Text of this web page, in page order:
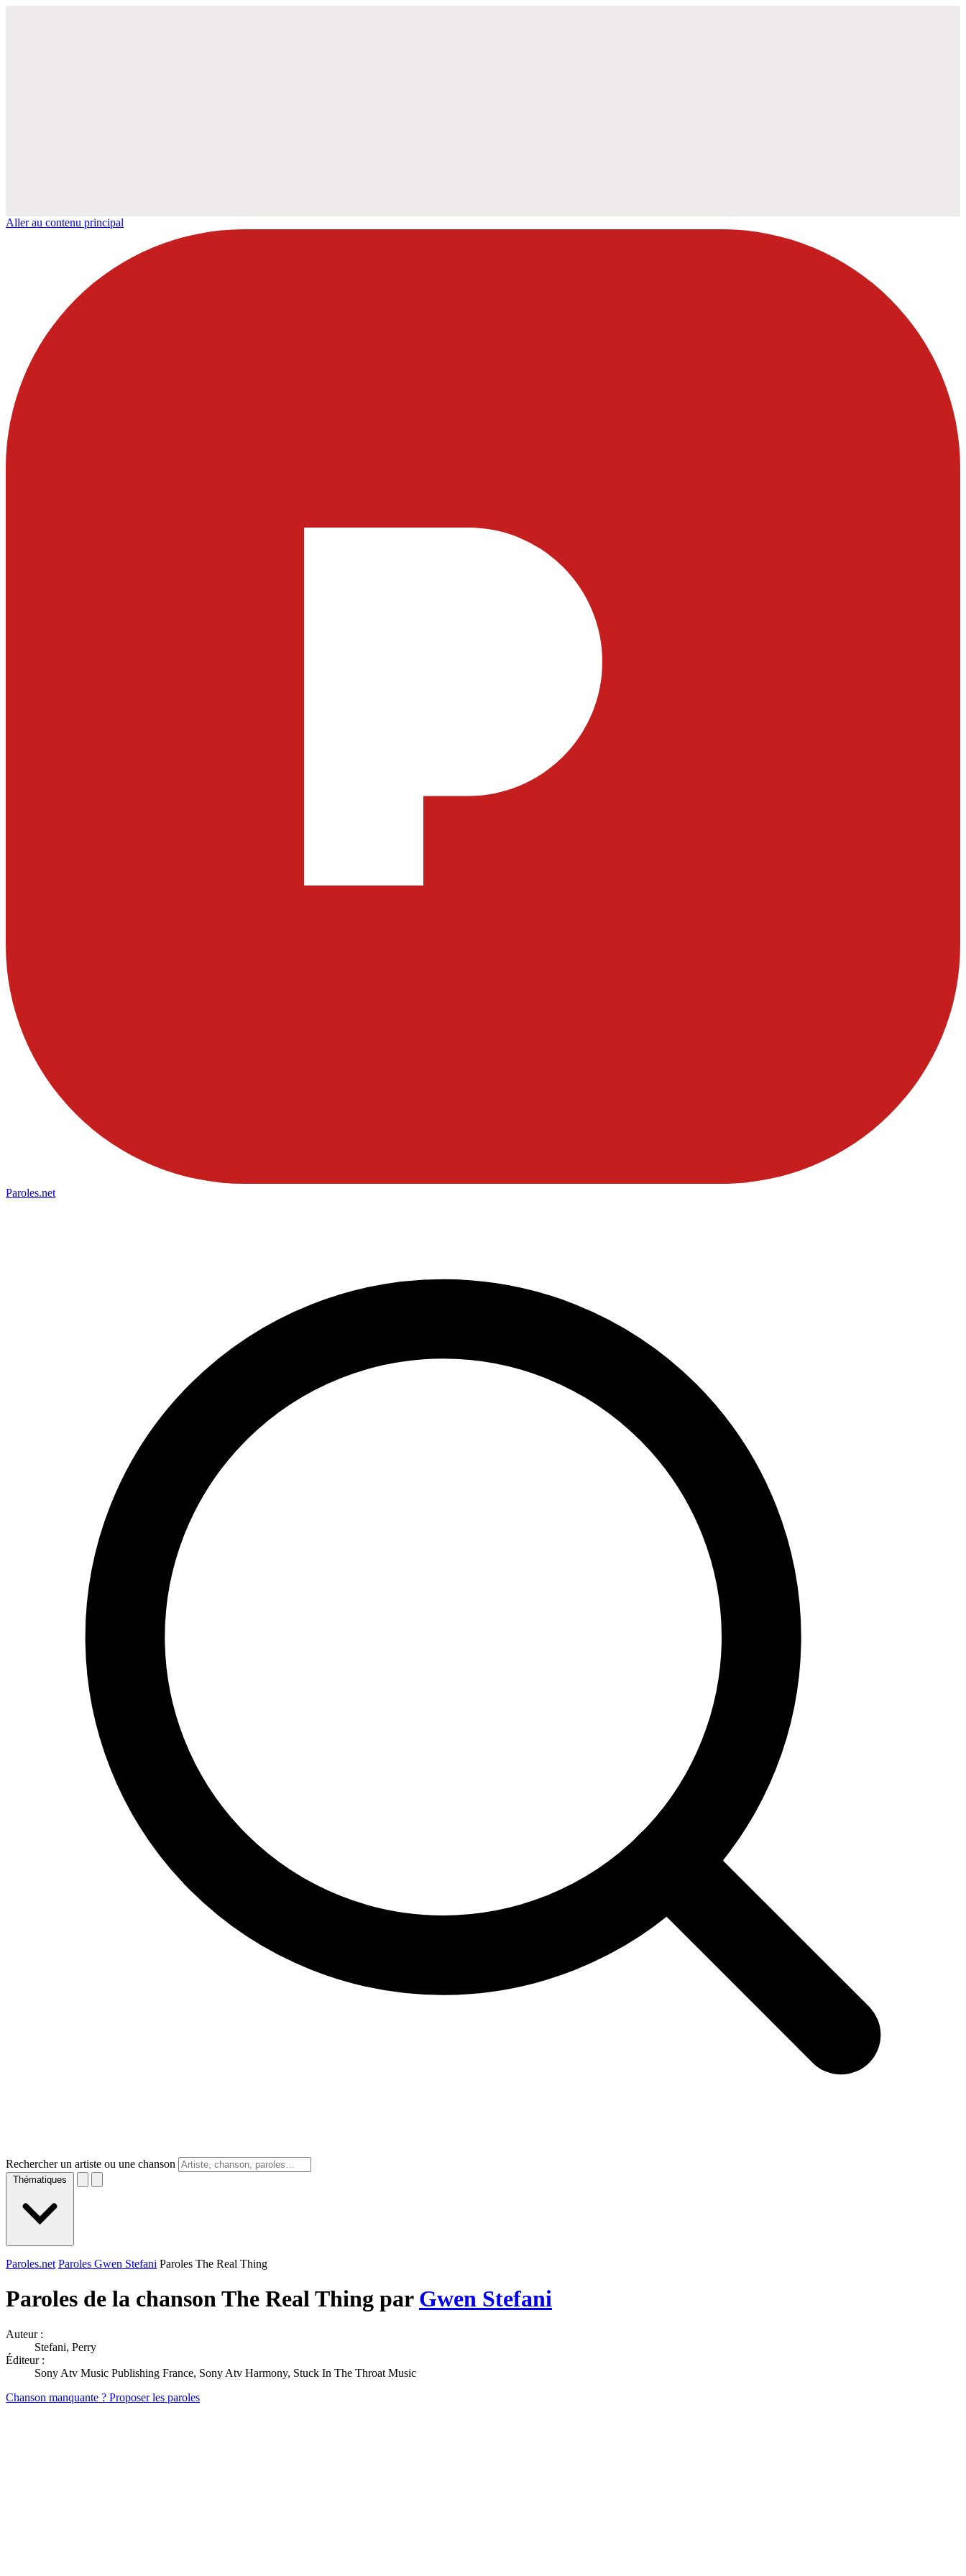
Aller au contenu principal
Paroles.net
Rechercher un artiste ou une chanson
Thématiques
Paroles.net Paroles Gwen Stefani Paroles The Real Thing
Paroles de la chanson The Real Thing par Gwen Stefani
Auteur :
Stefani, Perry
Éditeur :
Sony Atv Music Publishing France, Sony Atv Harmony, Stuck In The Throat Music
Chanson manquante ? Proposer les paroles